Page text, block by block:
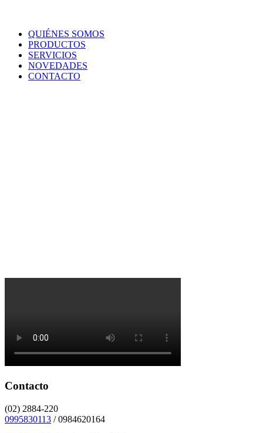
QUIÉNES SOMOS
PRODUCTOS
SERVICIOS
NOVEDADES
CONTACTO
Contacto
(02) 2884-220
0995830113 / 0984620164